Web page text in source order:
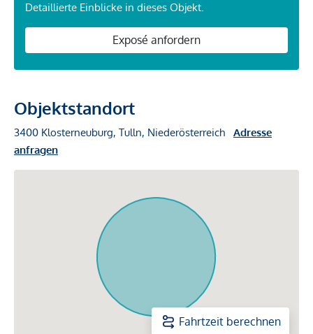
Detaillierte Einblicke in dieses Objekt.
Exposé anfordern
Objektstandort
3400 Klosterneuburg, Tulln, Niederösterreich
Adresse
anfragen
Fahrtzeit berechnen